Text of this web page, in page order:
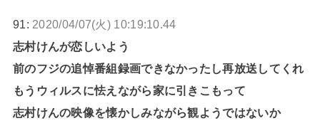
91: 2020/04/07(火) 10:19:10.44
志村けんが恋しいよう
前のフジの追悼番組録画できなかったし再放送してくれ
もうウィルスに怯えながら家に引きこもって
志村けんの映像を懐かしみながら観ようではないか